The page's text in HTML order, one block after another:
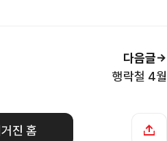
행락철 4월
다음글
진 홈